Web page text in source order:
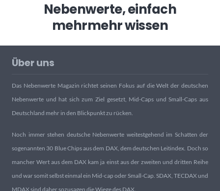
Nebenwerte, einfach
mehrmehr wissen
Über uns
Das Nebenwerte Magazin richtet seinen Fokus auf die Welt der deutschen
Nebenwerte und hat sich zum Ziel gesetzt, Mid-Caps und Small-Caps aus
Deutschland mehr in den Blickpunkt zu rücken.
Noch immer stehen deutsche Nebenwerte weitestgehend im Schatten der
sogenannten 30 Blue Chips aus dem DAX, dem deutschen Leitindex. Doch so
mancher Wert aus dem DAX kam ja einst aus der zweiten und dritten Reihe
und war somit selbst einmal ein Mid-cap oder Small-Cap. SDAX, TECDAX und
MDAX sind daher sozusagen die Wiege des DAX.